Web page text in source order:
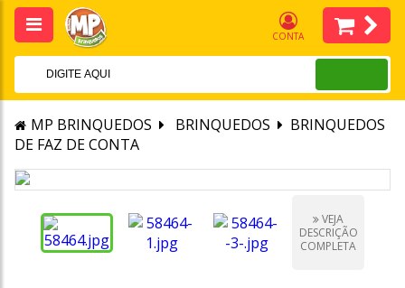
CONTA
MP BRINQUEDOS BRINQUEDOS
BRINQUEDOS
DE FAZ DE CONTA
VEJA
DESCRIÇÃO
COMPLETA